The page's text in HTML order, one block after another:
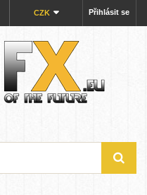
Přihlásit se
CZK